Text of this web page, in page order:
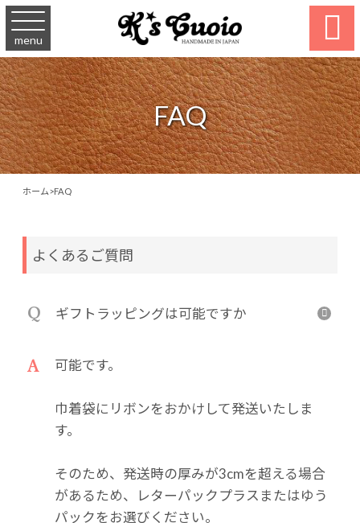
menu 
FAQ
ホーム>FAQ
よくあるご質問
Q ギフトラッピングは可能ですか
A 可能です。
巾着袋にリボンをおかけして発送いたしま
す。
そのため、発送時の厚みが3cmを超える場合
があるため、レターパックプラスまたはゆう
パックをお選びください。